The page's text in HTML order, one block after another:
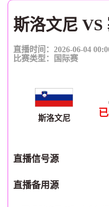
斯洛文尼 VS
直播时间：2026-06-04
比赛类型：
国际赛
斯洛文尼
直播信号源
直播备用源